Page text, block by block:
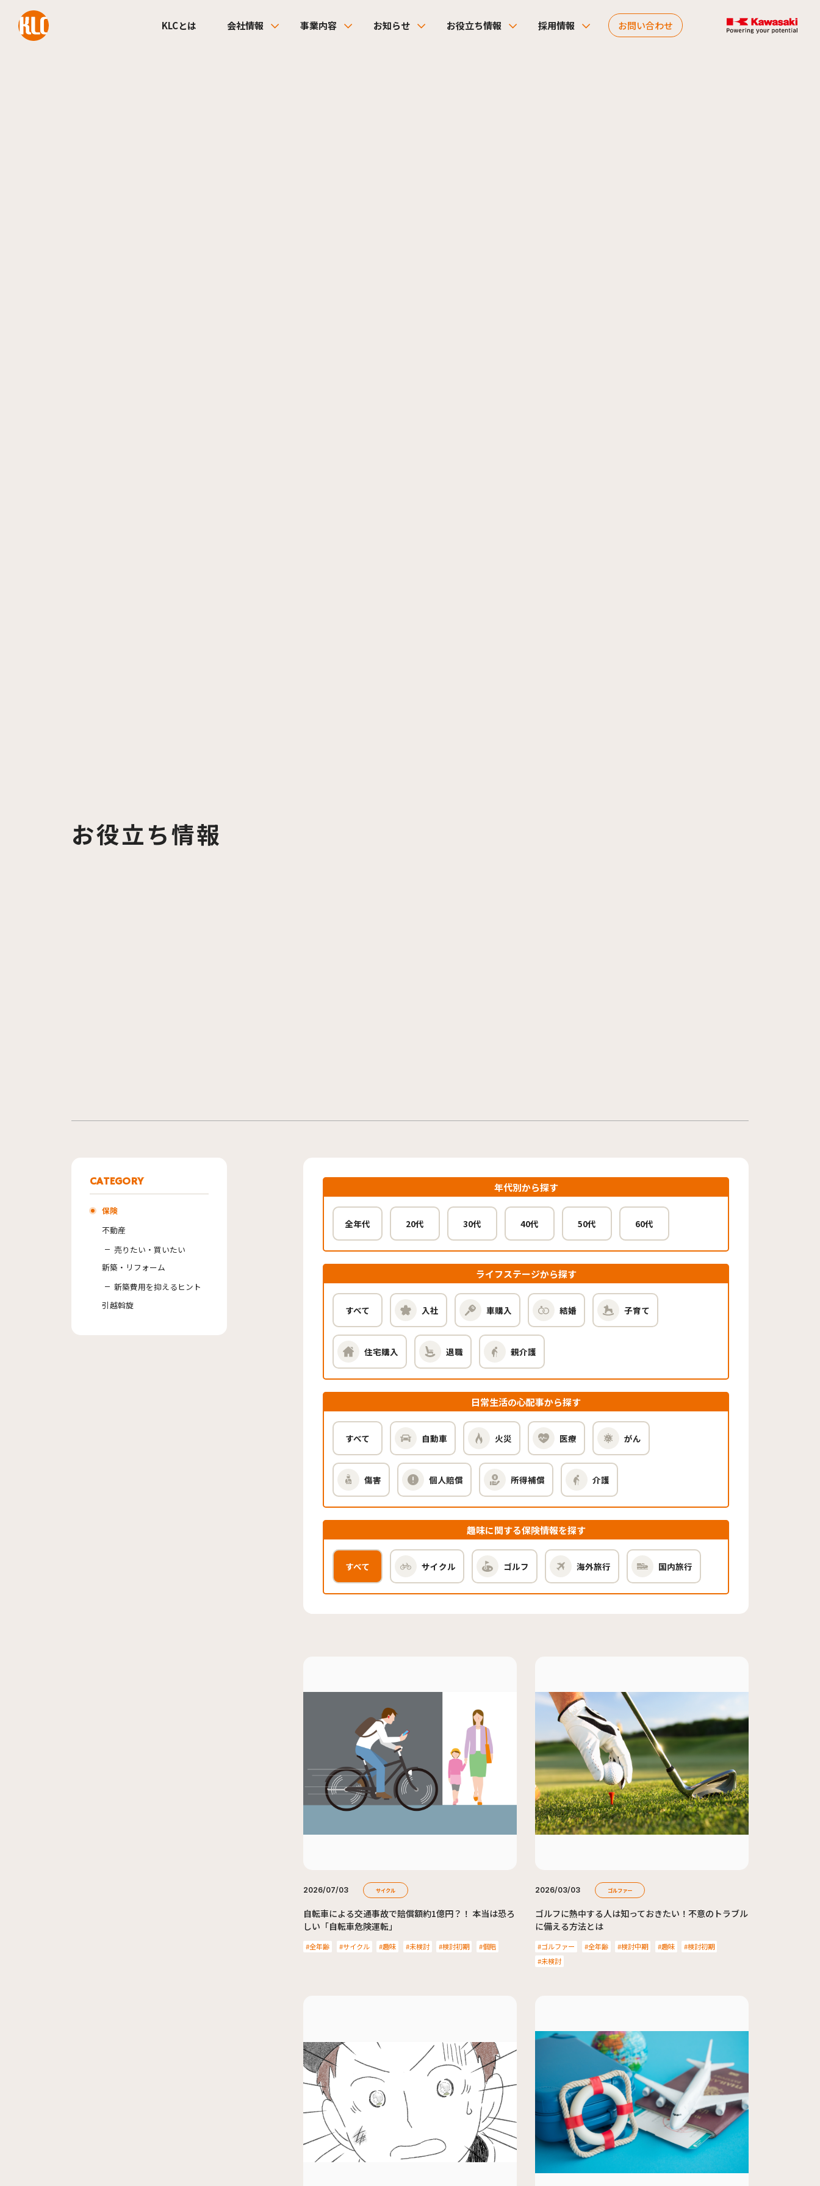
KLCとは
会社情報 事業内容 お知らせ お役立ち情報 採用情報 お問い合わせ
お役立ち情報
年代別から探す
全年代 20代 30代 40代 50代 60代
ライフステージから探す
すべて 入社 車購入 結婚 子育て
住宅購入 退職 親介護
日常生活の心配事から探す
すべて 自動車 火災 医療 がん
傷害 個人賠償 所得補償 介護
趣味に関する保険情報を探す
すべて サイクル ゴルフ 海外旅行 国内旅行
2026/07/03 サイクル
自転車による交通事故で賠償額約1億円？！ 本当は恐ろ
しい「自転車危険運転」
全年齢 サイクル 趣味 未検討 検討初期 個賠
2026/03/03 ゴルファー
ゴルフに熱中する人は知っておきたい！不意のトラブル
に備える方法とは
ゴルファー 全年齢 検討中期 趣味
検討初期
未検討
CATEGORY
保険
不動産
売りたい・買いたい
新築・リフォーム
新築費用を抑えるヒント
引越斡旋